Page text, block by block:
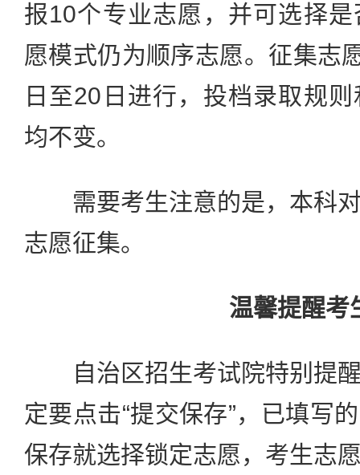
报10个专业志愿，并可选择
愿模式仍为顺序志愿。征集志
日至20日进行，投档录取规
均不变。
需要考生注意的是，本科对
志愿征集。
温馨提醒考
自治区招生考试院特别提醒
定要点击“提交保存”，已填写
保存就选择锁定志愿，考生志